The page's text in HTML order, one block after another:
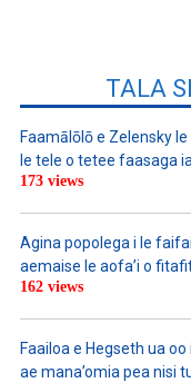
TALA
Faamālōlō e Zelensky le
le tele o tetee faasaga
173 views
Agina popolega i le
aemaise le aofa’i o
162 views
Faailoa e Hegseth ua
ae mana’omia pea nisi